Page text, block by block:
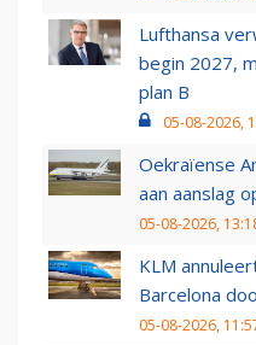
Lufthansa
begin 2027,
plan B
05-08-2026,
Oekraïense
aan aanslag
05-08-2026,
KLM
Barcelona
05-08-2026,